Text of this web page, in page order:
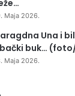
Maja 2026.
Una i
buk…
Maja 2026.